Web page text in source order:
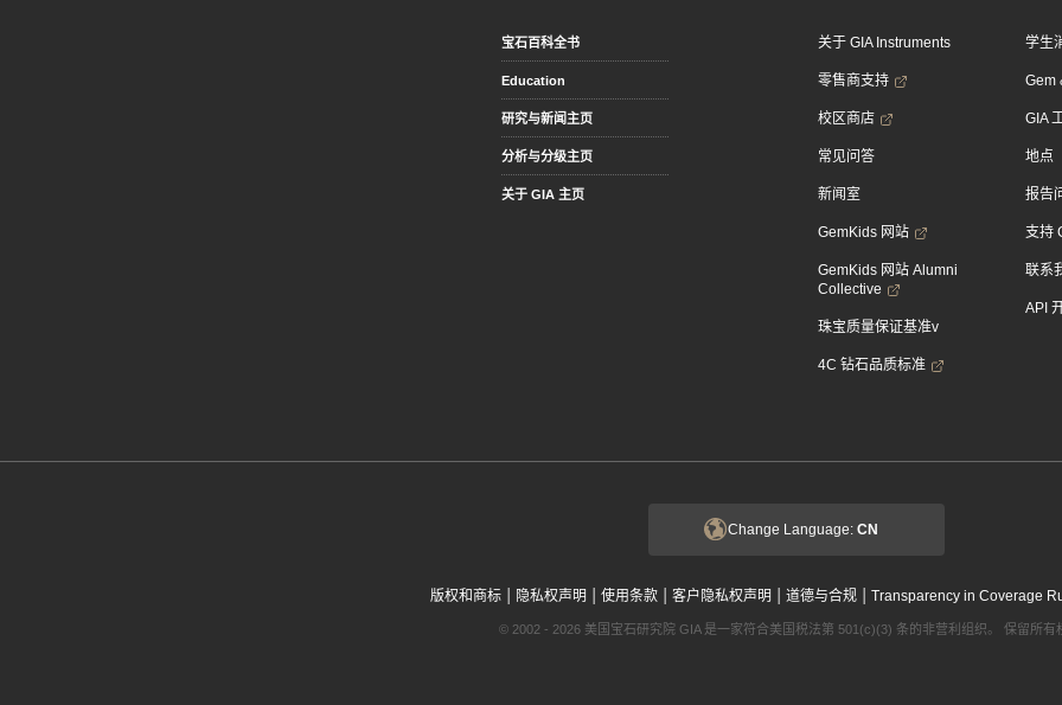
宝石百科全书
Education
研究与新闻主页
分析与分级主页
关于 GIA 主页
关于 GIA Instruments
零售商支持
校区商店
常见问答
新闻室
GemKids 网站
GemKids 网站 Alumni
Collective
珠宝质量保证基准v
4C 钻石品质标准
学生
Gem
GIA
地点
报告
支持
联系
API
Change Language: CN
版权和商标 | 隐私权声明 | 使用条款 | 客户隐私权声明 | 道德与合规 | Transparency in Coverage
© 2002 - 2026 美国宝石研究院 GIA 是一家符合美国税法第 501(c)(3) 条的非营利组织。 保留所有